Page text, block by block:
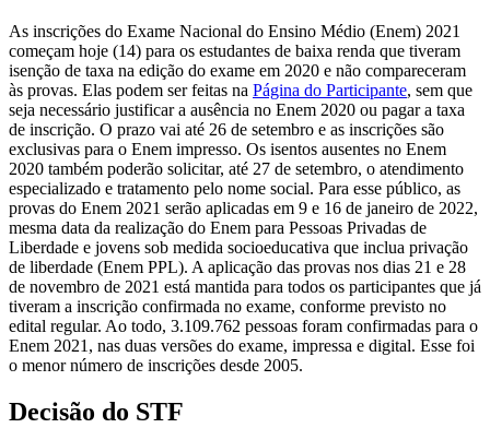
As inscrições do Exame Nacional do Ensino Médio (Enem) 2021
começam hoje (14) para os estudantes de baixa renda que tiveram
isenção de taxa na edição do exame em 2020 e não compareceram
às provas. Elas podem ser feitas na Página do Participante, sem que
seja necessário justificar a ausência no Enem 2020 ou pagar a taxa
de inscrição. O prazo vai até 26 de setembro e as inscrições são
exclusivas para o Enem impresso. Os isentos ausentes no Enem
2020 também poderão solicitar, até 27 de setembro, o atendimento
especializado e tratamento pelo nome social. Para esse público, as
provas do Enem 2021 serão aplicadas em 9 e 16 de janeiro de 2022,
mesma data da realização do Enem para Pessoas Privadas de
Liberdade e jovens sob medida socioeducativa que inclua privação
de liberdade (Enem PPL). A aplicação das provas nos dias 21 e 28
de novembro de 2021 está mantida para todos os participantes que já
tiveram a inscrição confirmada no exame, conforme previsto no
edital regular. Ao todo, 3.109.762 pessoas foram confirmadas para o
Enem 2021, nas duas versões do exame, impressa e digital. Esse foi
o menor número de inscrições desde 2005.
Decisão do STF